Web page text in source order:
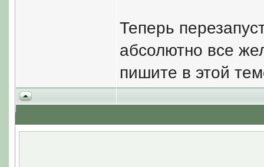
Теперь
абсолютно все
пишите в этой